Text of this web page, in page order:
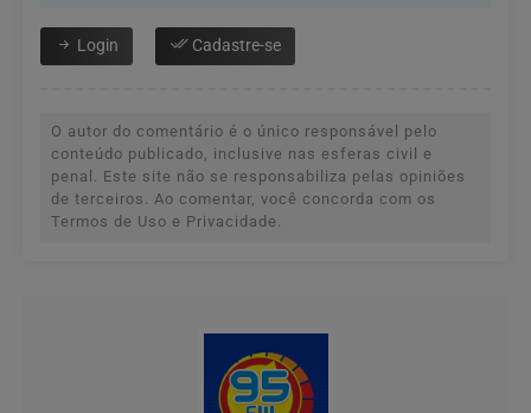
Login Cadastre-se
O autor do comentário é o único responsável pelo
conteúdo publicado, inclusive nas esferas civil e
penal. Este site não se responsabiliza pelas opiniões
de terceiros. Ao comentar, você concorda com os
Termos de Uso e Privacidade.